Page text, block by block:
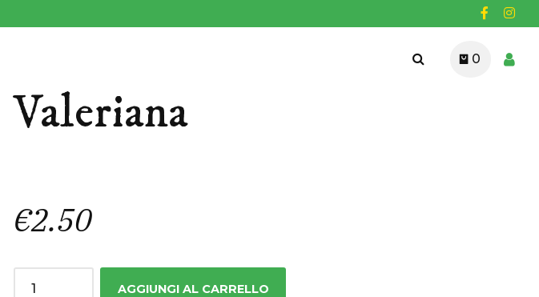
0
Valeriana
€2.50
AGGIUNGI AL CARRELLO